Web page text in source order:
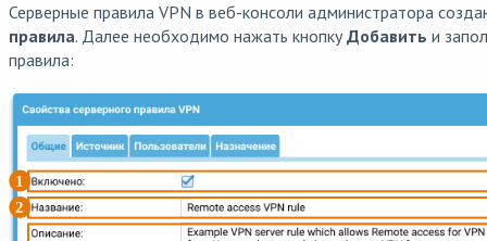
Серверные правила VPN в веб-консоли администратора
правила. Далее необходимо нажать кнопкуДобавить и
правила: